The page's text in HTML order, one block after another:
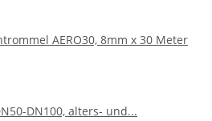
AERO30, 8mm x 30 Meter